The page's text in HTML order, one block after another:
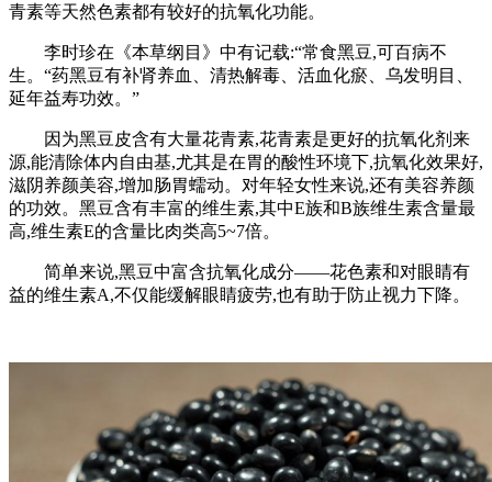
青素等天然色素都有较好的抗氧化功能。
李时珍在《本草纲目》中有记载:“常食黑豆,可百病不
生。“药黑豆有补肾养血、清热解毒、活血化瘀、乌发明目、
延年益寿功效。”
因为黑豆皮含有大量花青素,花青素是更好的抗氧化剂来
源,能清除体内自由基,尤其是在胃的酸性环境下,抗氧化效果好,
滋阴养颜美容,增加肠胃蠕动。对年轻女性来说,还有美容养颜
的功效。黑豆含有丰富的维生素,其中E族和B族维生素含量最
高,维生素E的含量比肉类高5~7倍。
简单来说,黑豆中富含抗氧化成分——花色素和对眼睛有
益的维生素A,不仅能缓解眼睛疲劳,也有助于防止视力下降。